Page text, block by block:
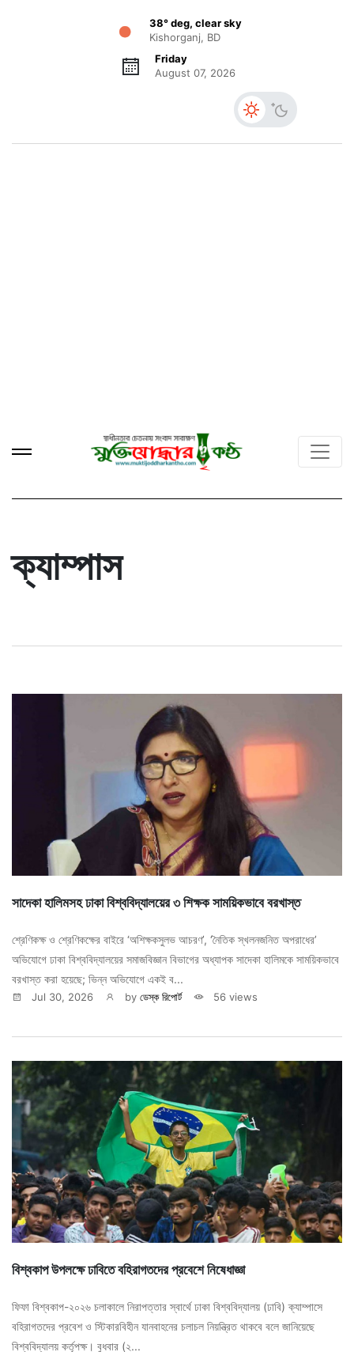
38° deg, clear sky
Kishorganj, BD
Friday
August 07, 2026
ক্যাম্পাস
সাদেকা হালিমসহ ঢাকা বিশ্ববিদ্যালয়ের ৩ শিক্ষক সাময়িকভাবে বরখাস্ত
শ্রেণিকক্ষ ও শ্রেণিকক্ষের বাইরে ‘অশিক্ষকসুলভ আচরণ’, ‘নৈতিক স্খলনজনিত অপরাধের’
অভিযোগে ঢাকা বিশ্ববিদ্যালয়ের সমাজবিজ্ঞান বিভাগের অধ্যাপক সাদেকা হালিমকে সাময়িকভাবে
বরখাস্ত করা হয়েছে; ভিন্ন অভিযোগে একই ব...
Jul 30, 2026 by ডেস্ক রিপোর্ট 56 views
বিশ্বকাপ উপলক্ষে ঢাবিতে বহিরাগতদের প্রবেশে নিষেধাজ্ঞা
ফিফা বিশ্বকাপ-২০২৬ চলাকালে নিরাপত্তার স্বার্থে ঢাকা বিশ্ববিদ্যালয় (ঢাবি) ক্যাম্পাসে
বহিরাগতদের প্রবেশ ও স্টিকারবিহীন যানবাহনের চলাচল নিয়ন্ত্রিত থাকবে বলে জানিয়েছে
বিশ্ববিদ্যালয় কর্তৃপক্ষ। বুধবার (২...